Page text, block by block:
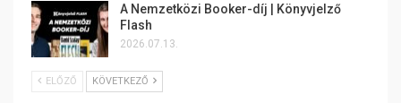
A Nemzetközi Booker-díj | Könyvjelző
Flash
2026.07.13.
ELŐZŐ KÖVETKEZŐ